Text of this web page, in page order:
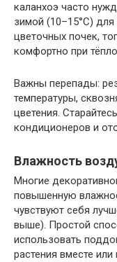
каланхоэ часто
зимой (10–15°C)
цветочных почек,
комфортно при
Важны перепады:
температуры,
цветения.
кондиционеров и
Влажность
Многие
повышенную
чувствуют себя
выше). Простой
использовать
растения вместе